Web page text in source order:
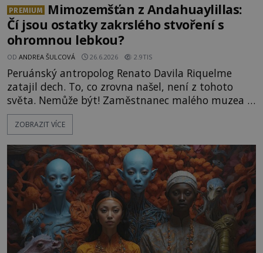
PREMIUM
Mimozemšťan z Andahuaylillas:
Čí jsou ostatky zakrslého stvoření s
ohromnou lebkou?
OD ANDREA ŠULCOVÁ 26.6.2026 2.9TIS
Peruánský antropolog Renato Davila Riquelme
zatajil dech. To, co zrovna našel, není z tohoto
světa. Nemůže být! Zaměstnanec malého muzea v
peruánském městečku Andahuaylillas nedaleko
legendárního Cuzca pomalu sestupuje z posvátné
Právě nalezl ostatky dvou mimozemšťanů! Vědci
nad nálezem kroutí hlavou. Už na
ZOBRAZIT VÍCE